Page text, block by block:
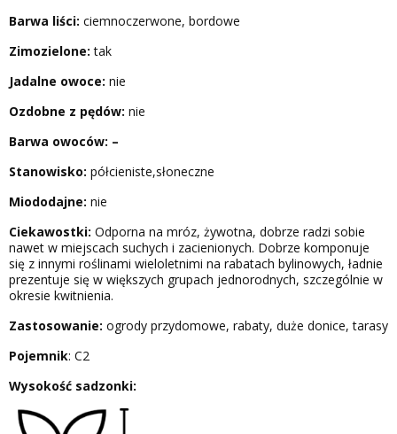
Barwa liści: ciemnoczerwone, bordowe
Zimozielone: tak
Jadalne owoce: nie
Ozdobne z pędów: nie
Barwa owoców: –
Stanowisko: półcieniste,słoneczne
Miododajne: nie
Ciekawostki: Odporna na mróz, żywotna, dobrze radzi sobie
nawet w miejscach suchych i zacienionych. Dobrze komponuje
się z innymi roślinami wieloletnimi na rabatach bylinowych, ładnie
prezentuje się w większych grupach jednorodnych, szczególnie w
okresie kwitnienia.
Zastosowanie: ogrody przydomowe, rabaty, duże donice, tarasy
Pojemnik: C2
Wysokość sadzonki: